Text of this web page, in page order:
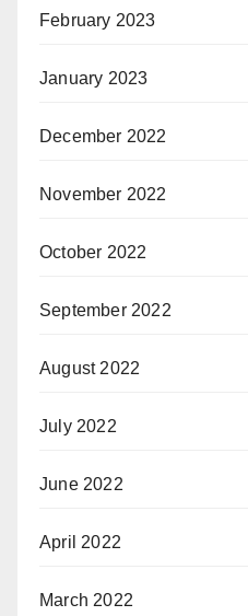
February 2023
January 2023
December 2022
November 2022
October 2022
September 2022
August 2022
July 2022
June 2022
April 2022
March 2022